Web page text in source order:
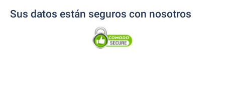
Sus datos están seguros con nosotros